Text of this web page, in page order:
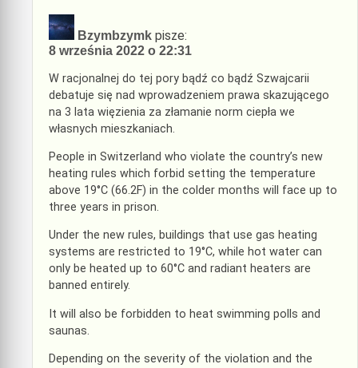
Bzymbzymk pisze:
8 września 2022 o 22:31
W racjonalnej do tej pory bądź co bądź Szwajcarii
debatuje się nad wprowadzeniem prawa skazującego
na 3 lata więzienia za złamanie norm ciepła we
własnych mieszkaniach.
People in Switzerland who violate the country’s new
heating rules which forbid setting the temperature
above 19°C (66.2F) in the colder months will face up to
three years in prison.
Under the new rules, buildings that use gas heating
systems are restricted to 19°C, while hot water can
only be heated up to 60°C and radiant heaters are
banned entirely.
It will also be forbidden to heat swimming polls and
saunas.
Depending on the severity of the violation and the